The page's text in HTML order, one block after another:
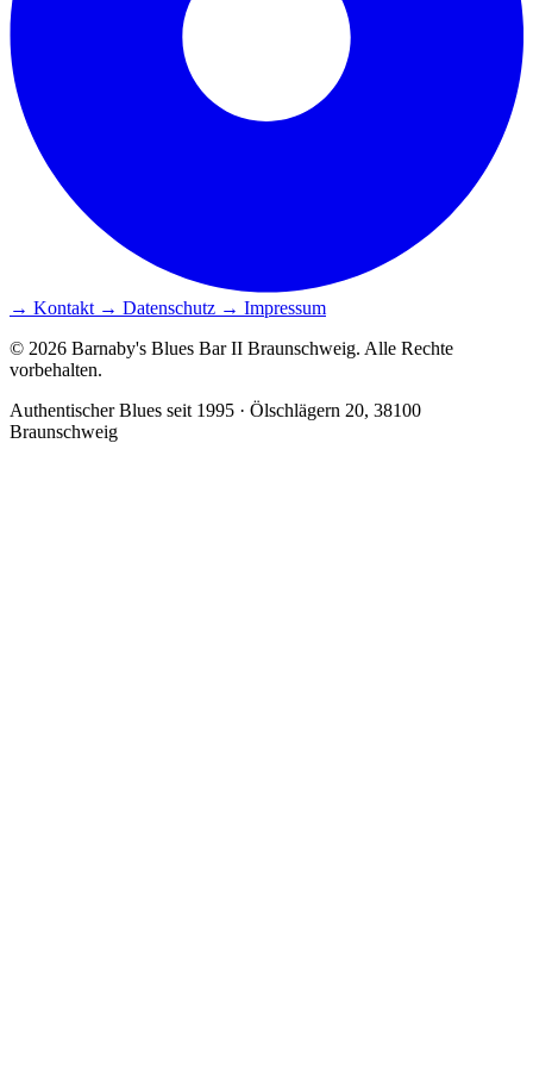
→ Kontakt → Datenschutz → Impressum
© 2026 Barnaby's Blues Bar II Braunschweig. Alle Rechte
vorbehalten.
Authentischer Blues seit 1995 · Ölschlägern 20, 38100
Braunschweig